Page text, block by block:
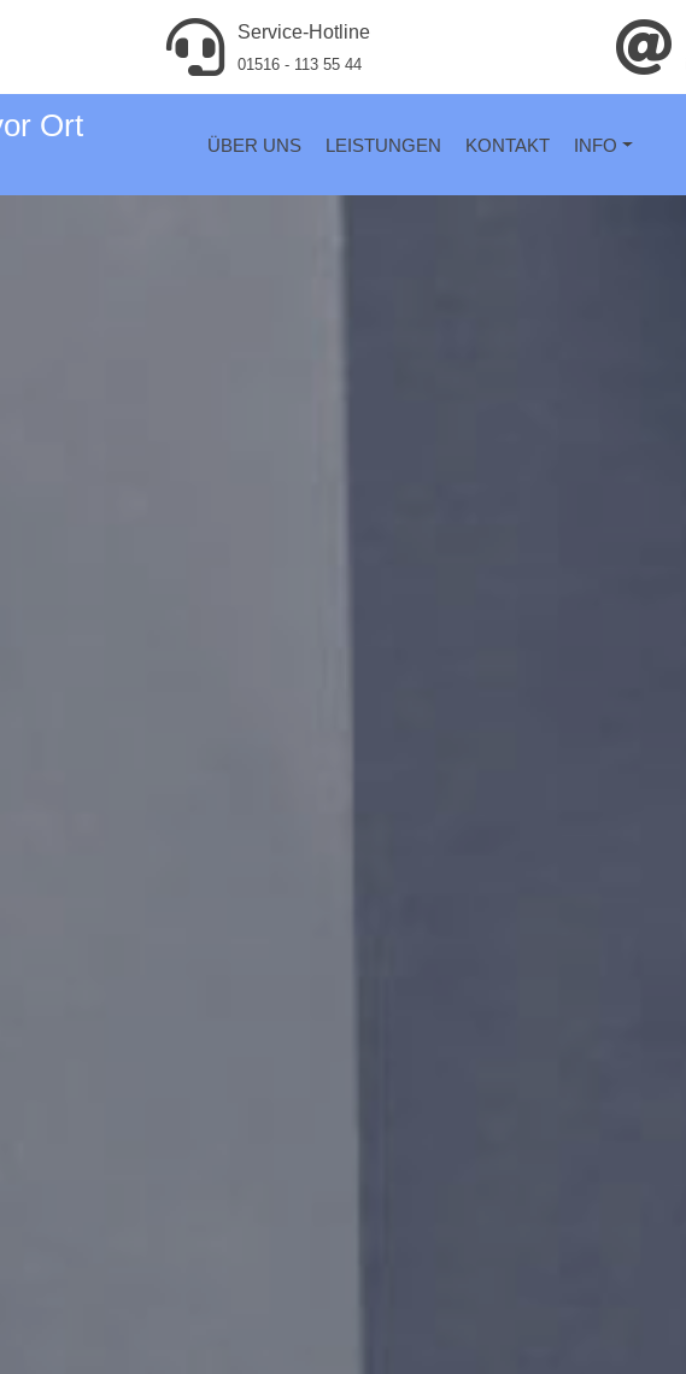
Service-Hotline
01516 - 113 55 44
Ort
ÜBER UNS LEISTUNGEN KONTAKT INFO